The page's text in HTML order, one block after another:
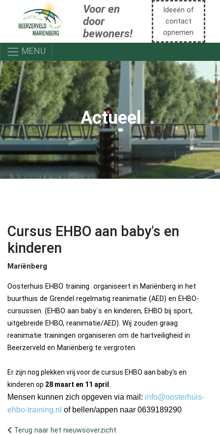
Voor en
door
bewoners!
Ideeën of
contact
opnemen
MENU
Actueel
Cursus EHBO aan baby's en
kinderen
Mariënberg
Oosterhuis EHBO training organiseert in Mariënberg in het
buurthuis de Grendel regelmatig reanimatie (AED) en EHBO-
cursussen. (EHBO aan baby`s en kinderen, EHBO bij sport,
uitgebreide EHBO, reanimatie/AED). Wij zouden graag
reanimatie trainingen organiseren om de hartveiligheid in
Beerzerveld en Mariënberg te vergroten.
Er zijn nog plekken vrij voor de cursus EHBO aan baby's en
kinderen op 28 maart en 11 april
Mensen kunnen zich opgeven via mail: info@oosterhuis-
ehbo-training.nl of bellen/appen naar 0639189290
Terug naar het nieuwsoverzicht